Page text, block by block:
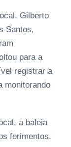
Gilberto
Santos,
para a
registrar a
monitorando
a baleia
ferimentos.